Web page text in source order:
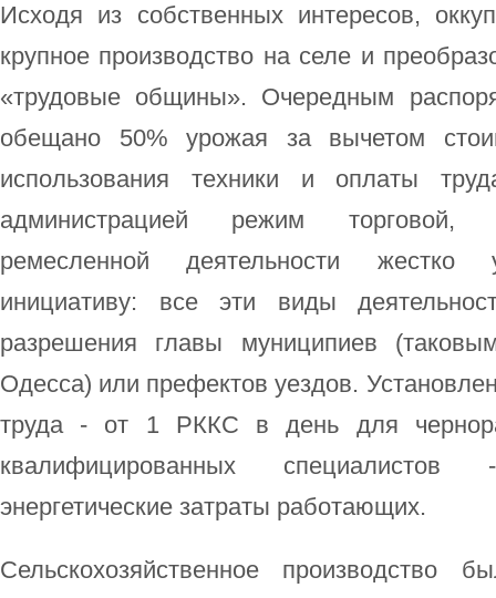
Исходя из собственных интересов,
крупное производство на селе и
«трудовые общины». Очередным
обещано 50% урожая за вычетом
использования техники и оплаты
администрацией режим торговой,
ремесленной деятельности жестко
инициативу: все эти виды
разрешения главы муниципиев
Одесса) или префектов уездов.
труда - от 1 РККС в день для
квалифицированных
энергетические затраты работающих.
Сельскохозяйственное производство